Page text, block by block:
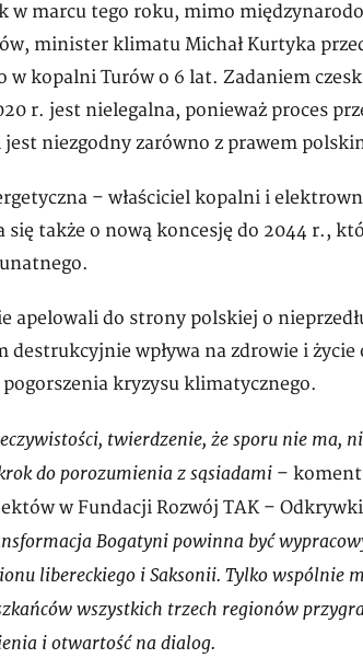
w marcu tego roku, mimo
minister klimatu Michał Kurtyka
w kopalni Turów o 6 lat. Zadaniem
r. jest nielegalna, ponieważ proces
jest niezgodny zarówno z prawem
– właściciel kopalni i
się także o nową koncesję do 2044 r.,
apelowali do strony polskiej o
destrukcyjnie wpływa na zdrowie i
kryzysu klimatycznego.
twierdzenie, że sporu nie ma,
do porozumienia z sąsiadami –
w Fundacji Rozwój TAK –
Bogatyni powinna być
libereckiego i Saksonii. Tylko wspólnie
wszystkich trzech regionów
i otwartość na dialog.